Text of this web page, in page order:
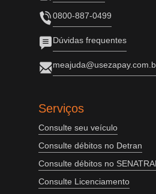
0800-887-0499
Dúvidas frequentes
Serviços
Consulte seu veículo
Consulte débitos no Detran
Consulte débitos no
Consulte Licenciamento